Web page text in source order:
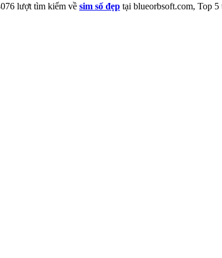
lượt tìm kiếm về sim số đẹp tại blueorbsoft.com, Top